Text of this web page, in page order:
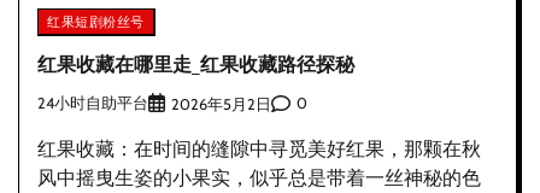
红果短剧粉丝号
红果收藏在哪里走_红果收藏路径探秘
24小时自助平台 2026年5月2日 0
红果收藏：在时间的缝隙中寻觅美好红果，那颗在秋
风中摇曳生姿的小果实，似乎总是带着一丝神秘的色